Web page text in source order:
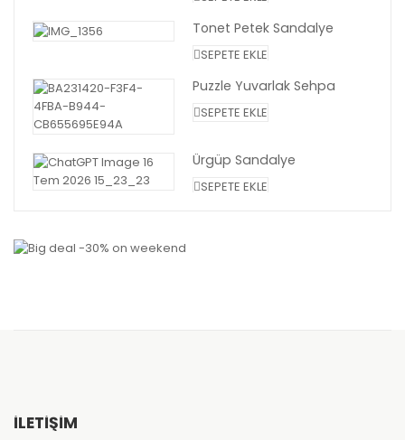
Tonet Petek Sandalye
SEPETE EKLE
Puzzle Yuvarlak Sehpa
SEPETE EKLE
Ürgüp Sandalye
SEPETE EKLE
İLETİŞİM